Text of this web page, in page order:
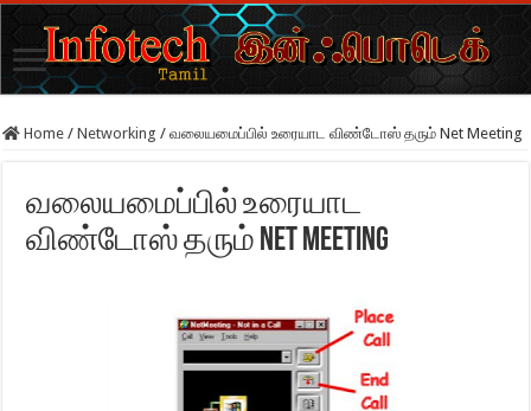
Home / Networking / வலையமைப்பில் உரையாட விண்டோஸ் தரும் Net Meeting
வலையமைப்பில் உரையாட
விண்டோஸ் தரும் Net Meeting